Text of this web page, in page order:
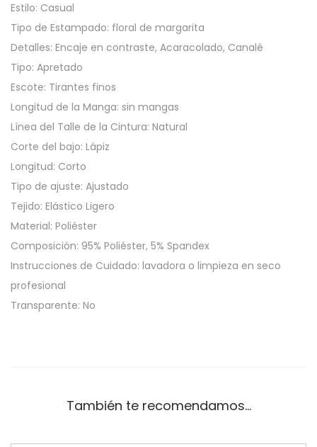
Estilo: Casual
Tipo de Estampado: floral de margarita
Detalles: Encaje en contraste, Acaracolado, Canalé
Tipo: Apretado
Escote: Tirantes finos
Longitud de la Manga: sin mangas
Línea del Talle de la Cintura: Natural
Corte del bajo: Lápiz
Longitud: Corto
Tipo de ajuste: Ajustado
Tejido: Elástico Ligero
Material: Poliéster
Composición: 95% Poliéster, 5% Spandex
Instrucciones de Cuidado: lavadora o limpieza en seco
profesional
Transparente: No
También te recomendamos…